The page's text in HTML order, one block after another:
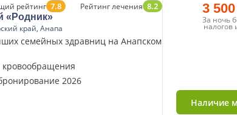
рейтинг 7.8 Рейтинг лечения 8.2
«Родник»
край, Анапа
семейных здравниц на Анапском
кровообращения
2026
3
За ночь
налогов
Наличие